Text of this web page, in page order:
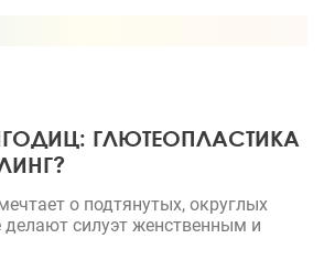
ГЛЮТЕОПЛАСТИКА
о подтянутых, округлых
делают силуэт женственным и